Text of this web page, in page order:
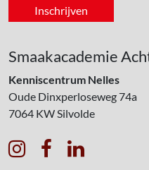
Smaakacademie
Kenniscentrum Nelles
Oude Dinxperloseweg 74a
7064 KWSilvolde
  